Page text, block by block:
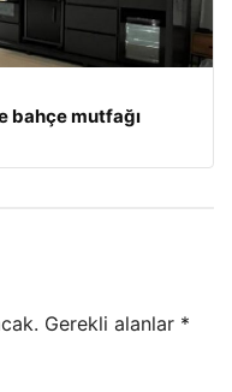
bahçe mutfağı
Gerekli alanlar *